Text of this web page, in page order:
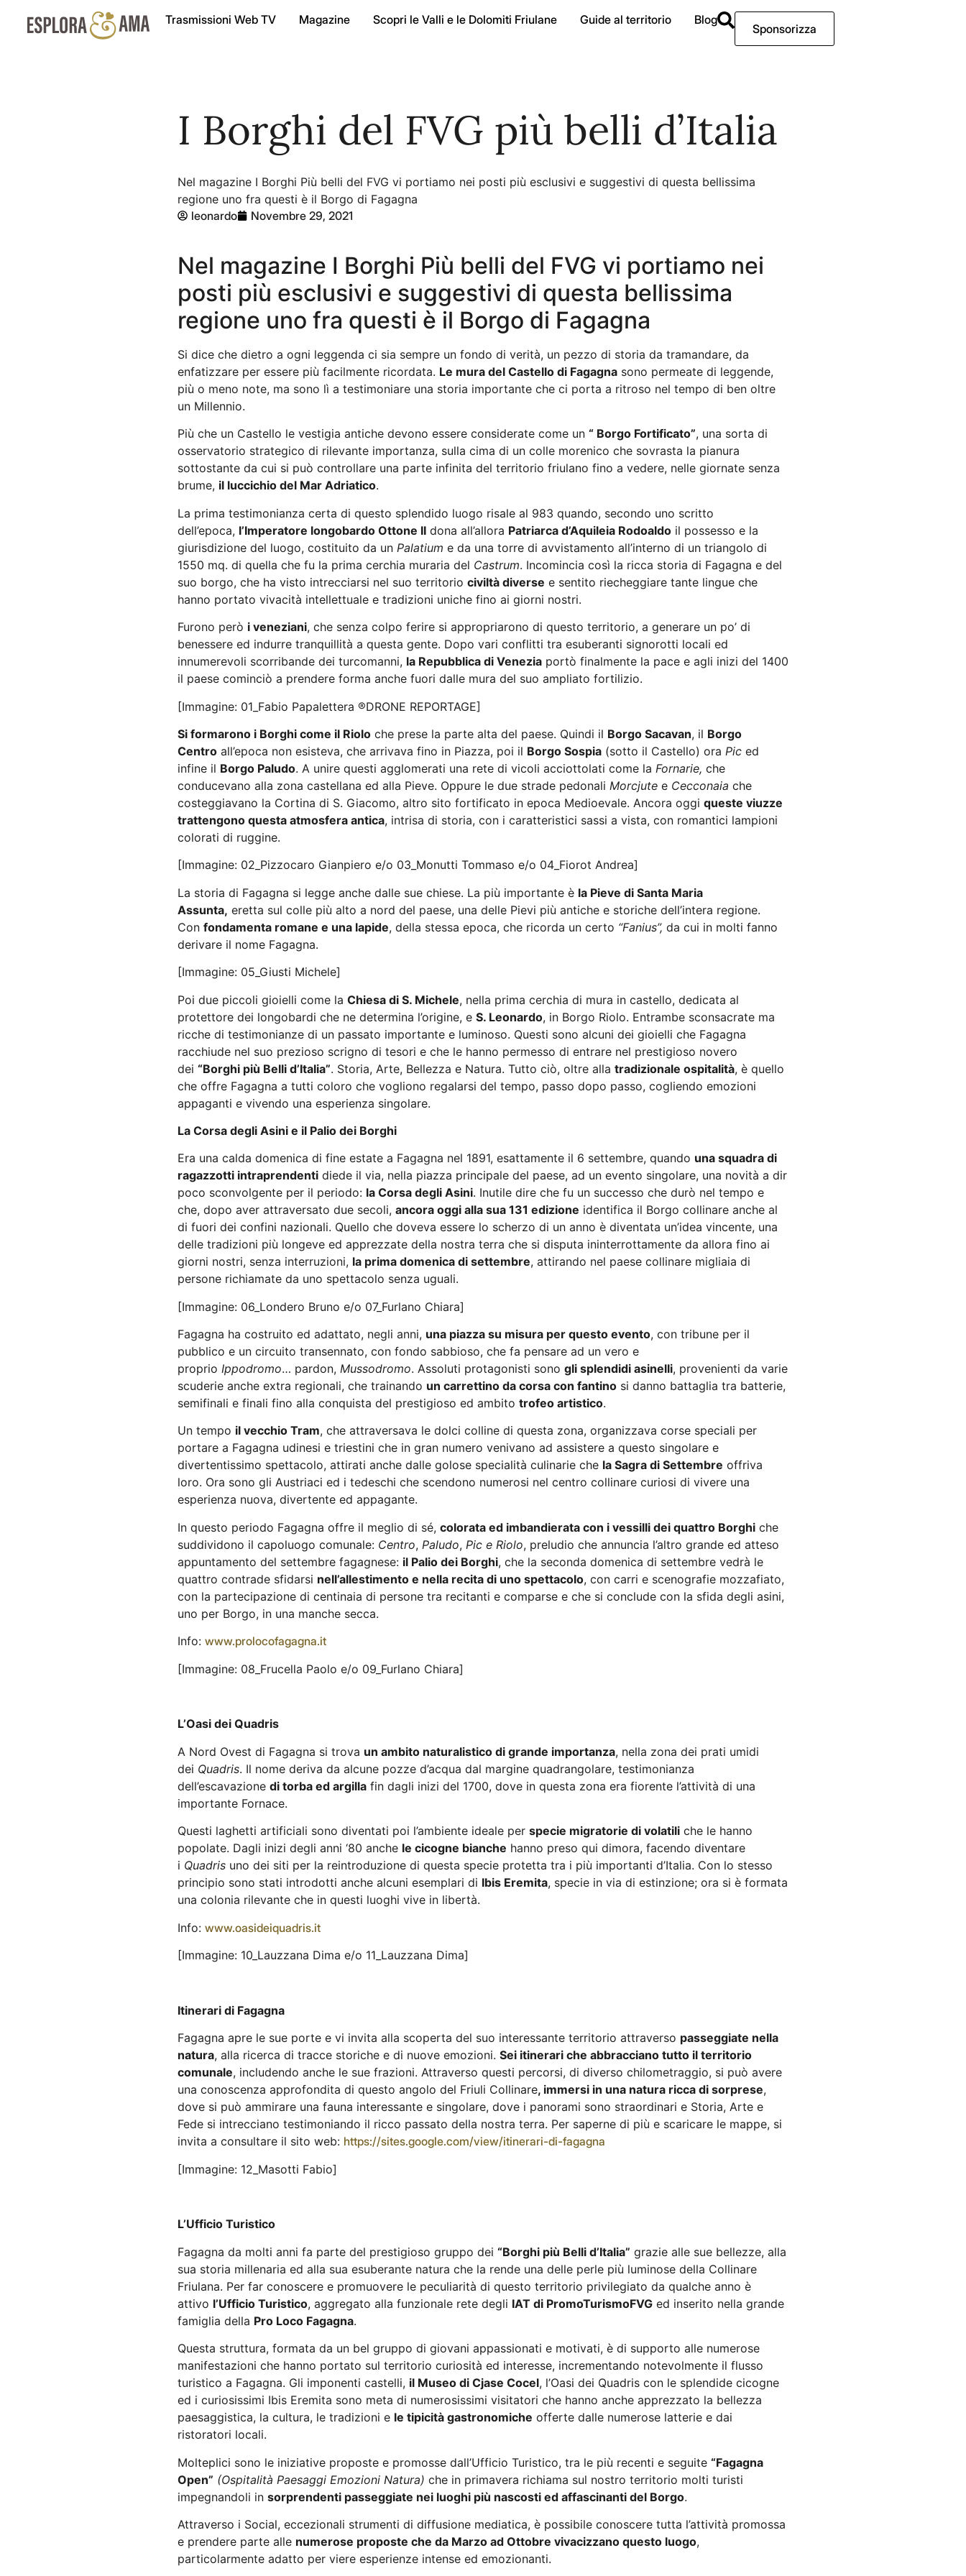
Trasmissioni Web TV Magazine Scopri le Valli e le Dolomiti Friulane Guide al territorio Blog
Sponsorizza
I Borghi del FVG più belli d’Italia
Nel magazine I Borghi Più belli del FVG vi portiamo nei posti più esclusivi e suggestivi di questa bellissima
regione uno fra questi è il Borgo di Fagagna
leonardo
Novembre 29, 2021
Nel magazine I Borghi Più belli del FVG vi portiamo nei
posti più esclusivi e suggestivi di questa bellissima
regione uno fra questi è il Borgo di Fagagna
Si dice che dietro a ogni leggenda ci sia sempre un fondo di verità, un pezzo di storia da tramandare, da
enfatizzare per essere più facilmente ricordata. Le mura del Castello di Fagagna sono permeate di leggende,
più o meno note, ma sono lì a testimoniare una storia importante che ci porta a ritroso nel tempo di ben oltre
un Millennio.
Più che un Castello le vestigia antiche devono essere considerate come un “ Borgo Fortificato”, una sorta di
osservatorio strategico di rilevante importanza, sulla cima di un colle morenico che sovrasta la pianura
sottostante da cui si può controllare una parte infinita del territorio friulano fino a vedere, nelle giornate senza
brume, il luccichio del Mar Adriatico.
La prima testimonianza certa di questo splendido luogo risale al 983 quando, secondo uno scritto
dell’epoca, l’Imperatore longobardo Ottone II dona all’allora Patriarca d’Aquileia Rodoaldo il possesso e la
giurisdizione del luogo, costituito da un Palatium e da una torre di avvistamento all’interno di un triangolo di
1550 mq. di quella che fu la prima cerchia muraria del Castrum. Incomincia così la ricca storia di Fagagna e del
suo borgo, che ha visto intrecciarsi nel suo territorio civiltà diverse e sentito riecheggiare tante lingue che
hanno portato vivacità intellettuale e tradizioni uniche fino ai giorni nostri.
Furono però i veneziani, che senza colpo ferire si appropriarono di questo territorio, a generare un po’ di
benessere ed indurre tranquillità a questa gente. Dopo vari conflitti tra esuberanti signorotti locali ed
innumerevoli scorribande dei turcomanni, la Repubblica di Venezia portò finalmente la pace e agli inizi del 1400
il paese cominciò a prendere forma anche fuori dalle mura del suo ampliato fortilizio.
[Immagine: 01_Fabio Papalettera ®DRONE REPORTAGE]
Si formarono i Borghi come il Riolo che prese la parte alta del paese. Quindi il Borgo Sacavan, il Borgo
Centro all’epoca non esisteva, che arrivava fino in Piazza, poi il Borgo Sospia (sotto il Castello) ora Pic ed
infine il Borgo Paludo. A unire questi agglomerati una rete di vicoli acciottolati come la Fornarie, che
conducevano alla zona castellana ed alla Pieve. Oppure le due strade pedonali Morcjute e Cecconaia che
costeggiavano la Cortina di S. Giacomo, altro sito fortificato in epoca Medioevale. Ancora oggi queste viuzze
trattengono questa atmosfera antica, intrisa di storia, con i caratteristici sassi a vista, con romantici lampioni
colorati di ruggine.
[Immagine: 02_Pizzocaro Gianpiero e/o 03_Monutti Tommaso e/o 04_Fiorot Andrea]
La storia di Fagagna si legge anche dalle sue chiese. La più importante è la Pieve di Santa Maria
Assunta, eretta sul colle più alto a nord del paese, una delle Pievi più antiche e storiche dell’intera regione.
Con fondamenta romane e una lapide, della stessa epoca, che ricorda un certo “Fanius”, da cui in molti fanno
derivare il nome Fagagna.
[Immagine: 05_Giusti Michele]
Poi due piccoli gioielli come la Chiesa di S. Michele, nella prima cerchia di mura in castello, dedicata al
protettore dei longobardi che ne determina l’origine, e S. Leonardo, in Borgo Riolo. Entrambe sconsacrate ma
ricche di testimonianze di un passato importante e luminoso. Questi sono alcuni dei gioielli che Fagagna
racchiude nel suo prezioso scrigno di tesori e che le hanno permesso di entrare nel prestigioso novero
dei “Borghi più Belli d’Italia”. Storia, Arte, Bellezza e Natura. Tutto ciò, oltre alla tradizionale ospitalità, è quello
che offre Fagagna a tutti coloro che vogliono regalarsi del tempo, passo dopo passo, cogliendo emozioni
appaganti e vivendo una esperienza singolare.
La Corsa degli Asini e il Palio dei Borghi
Era una calda domenica di fine estate a Fagagna nel 1891, esattamente il 6 settembre, quando una squadra di
ragazzotti intraprendenti diede il via, nella piazza principale del paese, ad un evento singolare, una novità a dir
poco sconvolgente per il periodo: la Corsa degli Asini. Inutile dire che fu un successo che durò nel tempo e
che, dopo aver attraversato due secoli, ancora oggi alla sua 131 edizione identifica il Borgo collinare anche al
di fuori dei confini nazionali. Quello che doveva essere lo scherzo di un anno è diventata un’idea vincente, una
delle tradizioni più longeve ed apprezzate della nostra terra che si disputa ininterrottamente da allora fino ai
giorni nostri, senza interruzioni, la prima domenica di settembre, attirando nel paese collinare migliaia di
persone richiamate da uno spettacolo senza uguali.
[Immagine: 06_Londero Bruno e/o 07_Furlano Chiara]
Fagagna ha costruito ed adattato, negli anni, una piazza su misura per questo evento, con tribune per il
pubblico e un circuito transennato, con fondo sabbioso, che fa pensare ad un vero e
proprio Ippodromo… pardon, Mussodromo. Assoluti protagonisti sono gli splendidi asinelli, provenienti da varie
scuderie anche extra regionali, che trainando un carrettino da corsa con fantino si danno battaglia tra batterie,
semifinali e finali fino alla conquista del prestigioso ed ambito trofeo artistico.
Un tempo il vecchio Tram, che attraversava le dolci colline di questa zona, organizzava corse speciali per
portare a Fagagna udinesi e triestini che in gran numero venivano ad assistere a questo singolare e
divertentissimo spettacolo, attirati anche dalle golose specialità culinarie che la Sagra di Settembre offriva
loro. Ora sono gli Austriaci ed i tedeschi che scendono numerosi nel centro collinare curiosi di vivere una
esperienza nuova, divertente ed appagante.
In questo periodo Fagagna offre il meglio di sé, colorata ed imbandierata con i vessilli dei quattro Borghi che
suddividono il capoluogo comunale: Centro, Paludo, Pic e Riolo, preludio che annuncia l’altro grande ed atteso
appuntamento del settembre fagagnese: il Palio dei Borghi, che la seconda domenica di settembre vedrà le
quattro contrade sfidarsi nell’allestimento e nella recita di uno spettacolo, con carri e scenografie mozzafiato,
con la partecipazione di centinaia di persone tra recitanti e comparse e che si conclude con la sfida degli asini,
uno per Borgo, in una manche secca.
Info: www.prolocofagagna.it
[Immagine: 08_Frucella Paolo e/o 09_Furlano Chiara]
L’Oasi dei Quadris
A Nord Ovest di Fagagna si trova un ambito naturalistico di grande importanza, nella zona dei prati umidi
dei Quadris. Il nome deriva da alcune pozze d’acqua dal margine quadrangolare, testimonianza
dell’escavazione di torba ed argilla fin dagli inizi del 1700, dove in questa zona era fiorente l’attività di una
importante Fornace.
Questi laghetti artificiali sono diventati poi l’ambiente ideale per specie migratorie di volatili che le hanno
popolate. Dagli inizi degli anni ‘80 anche le cicogne bianche hanno preso qui dimora, facendo diventare
i Quadris uno dei siti per la reintroduzione di questa specie protetta tra i più importanti d’Italia. Con lo stesso
principio sono stati introdotti anche alcuni esemplari di Ibis Eremita, specie in via di estinzione; ora si è formata
una colonia rilevante che in questi luoghi vive in libertà.
Info: www.oasideiquadris.it
[Immagine: 10_Lauzzana Dima e/o 11_Lauzzana Dima]
Itinerari di Fagagna
Fagagna apre le sue porte e vi invita alla scoperta del suo interessante territorio attraverso passeggiate nella
natura, alla ricerca di tracce storiche e di nuove emozioni. Sei itinerari che abbracciano tutto il territorio
comunale, includendo anche le sue frazioni. Attraverso questi percorsi, di diverso chilometraggio, si può avere
una conoscenza approfondita di questo angolo del Friuli Collinare, immersi in una natura ricca di sorprese,
dove si può ammirare una fauna interessante e singolare, dove i panorami sono straordinari e Storia, Arte e
Fede si intrecciano testimoniando il ricco passato della nostra terra. Per saperne di più e scaricare le mappe, si
invita a consultare il sito web: https://sites.google.com/view/itinerari-di-fagagna
[Immagine: 12_Masotti Fabio]
L’Ufficio Turistico
Fagagna da molti anni fa parte del prestigioso gruppo dei “Borghi più Belli d’Italia” grazie alle sue bellezze, alla
sua storia millenaria ed alla sua esuberante natura che la rende una delle perle più luminose della Collinare
Friulana. Per far conoscere e promuovere le peculiarità di questo territorio privilegiato da qualche anno è
attivo l’Ufficio Turistico, aggregato alla funzionale rete degli IAT di PromoTurismoFVG ed inserito nella grande
famiglia della Pro Loco Fagagna.
Questa struttura, formata da un bel gruppo di giovani appassionati e motivati, è di supporto alle numerose
manifestazioni che hanno portato sul territorio curiosità ed interesse, incrementando notevolmente il flusso
turistico a Fagagna. Gli imponenti castelli, il Museo di Cjase Cocel, l’Oasi dei Quadris con le splendide cicogne
ed i curiosissimi Ibis Eremita sono meta di numerosissimi visitatori che hanno anche apprezzato la bellezza
paesaggistica, la cultura, le tradizioni e le tipicità gastronomiche offerte dalle numerose latterie e dai
ristoratori locali.
Molteplici sono le iniziative proposte e promosse dall’Ufficio Turistico, tra le più recenti e seguite “Fagagna
Open” (Ospitalità Paesaggi Emozioni Natura) che in primavera richiama sul nostro territorio molti turisti
impegnandoli in sorprendenti passeggiate nei luoghi più nascosti ed affascinanti del Borgo.
Attraverso i Social, eccezionali strumenti di diffusione mediatica, è possibile conoscere tutta l’attività promossa
e prendere parte alle numerose proposte che da Marzo ad Ottobre vivacizzano questo luogo,
particolarmente adatto per viere esperienze intense ed emozionanti.